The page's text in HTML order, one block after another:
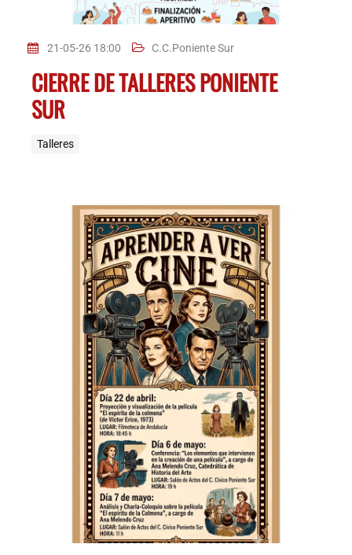
21-05-26 18:00 C.C.Poniente Sur
CIERRE DE TALLERES PONIENTE
SUR
Talleres